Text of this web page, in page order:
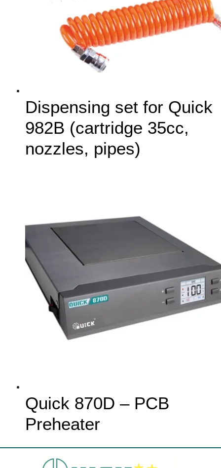
Dispensing set for Quick
982B (cartridge 35cc,
nozzles, pipes)
Quick 870D – PCB
Preheater